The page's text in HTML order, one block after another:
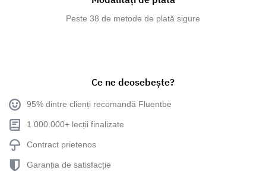
Peste 38 de metode de plată sigure
Ce ne deosebește?
95% dintre clienți recomandă Fluentbe
1.000.000+ lecții finalizate
Contract prietenos
Garanția de satisfacție